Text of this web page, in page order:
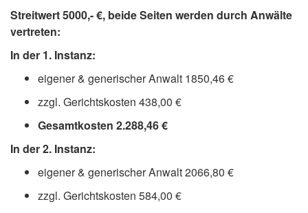
Streitwert 5000,- €, beide Seiten werden durch Anwälte
vertreten:
In der 1. Instanz:
eigener & generischer Anwalt 1850,46 €
zzgl. Gerichtskosten 438,00 €
Gesamtkosten 2.288,46 €
In der 2. Instanz:
eigener & generischer Anwalt 2066,80 €
zzgl. Gerichtskosten 584,00 €